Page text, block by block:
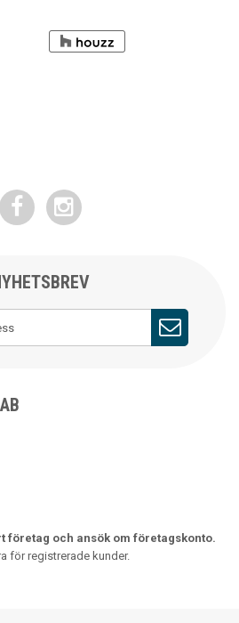
företag och ansök om företagskonto.
för registrerade kunder.